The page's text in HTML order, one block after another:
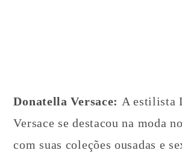
Donatella Versace: A estilista
Versace se destacou na moda
com suas coleções ousadas e